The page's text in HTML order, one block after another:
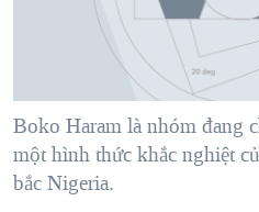
NGƯỜI VIỆT HẢI NGOẠI
ĐỜI SỐNG
KINH TẾ
SỨC KHOẺ
HÀNH TRÌNH BẦU CỬ 2024
MỘT NĂM CHIẾN TRANH TẠI
GIẢI MÃ VÀNH ĐAI & CON
NGÀY TỊ NẠN THẾ GIỚI
MẠNG XÃ HỘI
Boko Haram là nhóm đang
một hình thức khắc nghiệt
bắc Nigeria.